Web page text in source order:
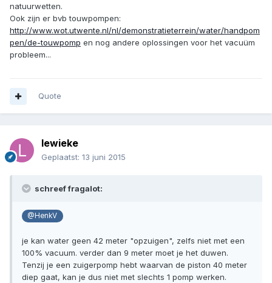
natuurwetten.
Ook zijn er bvb touwpompen:
http://www.wot.utwente.nl/nl/demonstratieterrein/water/handpom
pen/de-touwpomp en nog andere oplossingen voor het vacuüm
probleem...
Quote
lewieke
Geplaatst: 13 juni 2015
schreef fragalot:
@HenkV
je kan water geen 42 meter "opzuigen", zelfs niet met een
100% vacuum. verder dan 9 meter moet je het duwen.
Tenzij je een zuigerpomp hebt waarvan de piston 40 meter
diep gaat, kan je dus niet met slechts 1 pomp werken.